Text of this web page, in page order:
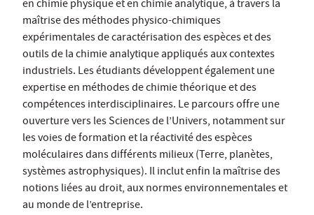
en chimie physique et en chimie analytique, à travers la
maîtrise des méthodes physico-chimiques
expérimentales de caractérisation des espèces et des
outils de la chimie analytique appliqués aux contextes
industriels. Les étudiants développent également une
expertise en méthodes de chimie théorique et des
compétences interdisciplinaires. Le parcours offre une
ouverture vers les Sciences de l’Univers, notamment sur
les voies de formation et la réactivité des espèces
moléculaires dans différents milieux (Terre, planètes,
systèmes astrophysiques). Il inclut enfin la maîtrise des
notions liées au droit, aux normes environnementales et
au monde de l’entreprise.